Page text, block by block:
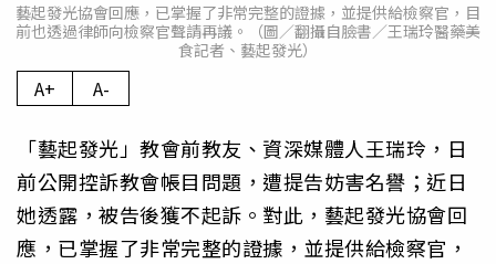
藝起發光協會回應，已掌握了非常完整的證據，並提供給檢察官，目
前也透過律師向檢察官聲請再議。（圖／翻攝自臉書／王瑞玲醫藥美
食記者、藝起發光）
A+ A-
「藝起發光」教會前教友、資深媒體人王瑞玲，日
前公開控訴教會帳目問題，遭提告妨害名譽；近日
她透露，被告後獲不起訴。對此，藝起發光協會回
應，已掌握了非常完整的證據，並提供給檢察官，